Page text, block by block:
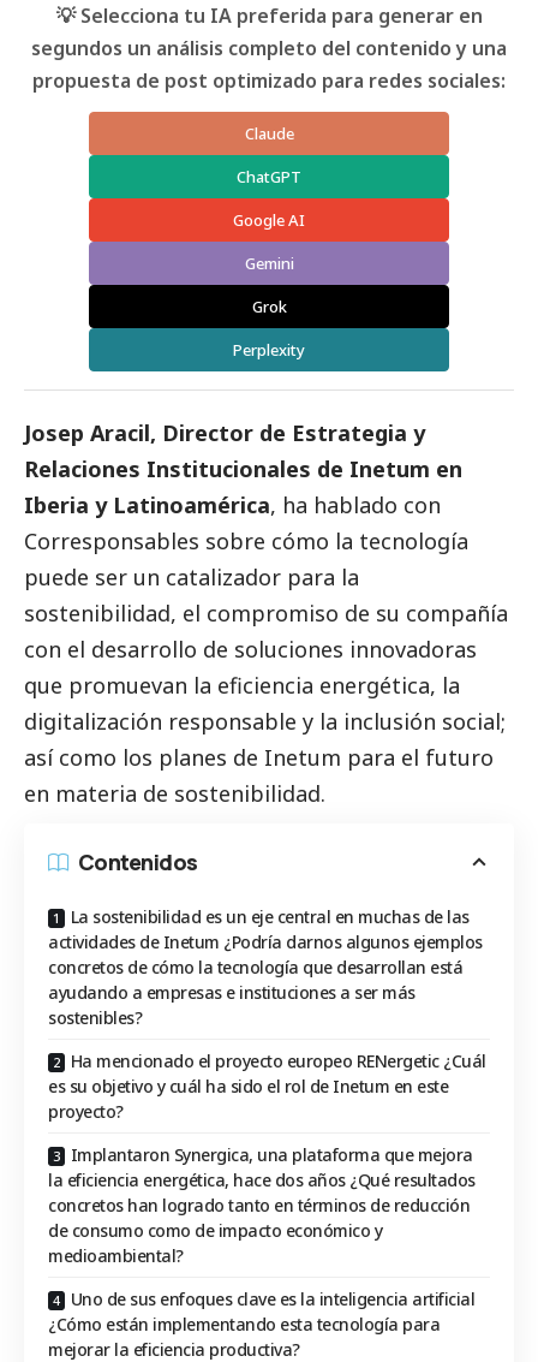
💡 Selecciona tu IA preferida para generar en
segundos un análisis completo del contenido y una
propuesta de post optimizado para redes sociales:
Claude
ChatGPT
Google AI
Gemini
Grok
Perplexity
Josep Aracil, Director de Estrategia y
Relaciones Institucionales de Inetum en
Iberia y Latinoamérica, ha hablado con
Corresponsables sobre cómo la tecnología
puede ser un catalizador para la
sostenibilidad, el compromiso de su compañía
con el desarrollo de soluciones innovadoras
que promuevan la eficiencia energética, la
digitalización responsable y la inclusión social;
así como los planes de Inetum para el futuro
en materia de sostenibilidad.
Contenidos
La sostenibilidad es un eje central en muchas de las
actividades de Inetum ¿Podría darnos algunos ejemplos
concretos de cómo la tecnología que desarrollan está
ayudando a empresas e instituciones a ser más
sostenibles?
Ha mencionado el proyecto europeo RENergetic ¿Cuál
es su objetivo y cuál ha sido el rol de Inetum en este
proyecto?
Implantaron Synergica, una plataforma que mejora
la eficiencia energética, hace dos años ¿Qué resultados
concretos han logrado tanto en términos de reducción
de consumo como de impacto económico y
medioambiental?
Uno de sus enfoques clave es la inteligencia artificial
¿Cómo están implementando esta tecnología para
mejorar la eficiencia productiva?